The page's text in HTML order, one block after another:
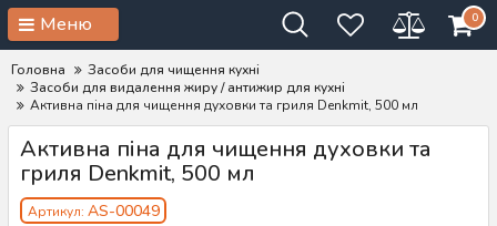
Меню 0
Головна
Засоби для чищення кухні
Засоби для видалення жиру / антижир для кухні
Активна піна для чищення духовки та гриля Denkmit, 500 мл
Активна піна для чищення духовки та
гриля Denkmit, 500 мл
Артикул: AS-00049